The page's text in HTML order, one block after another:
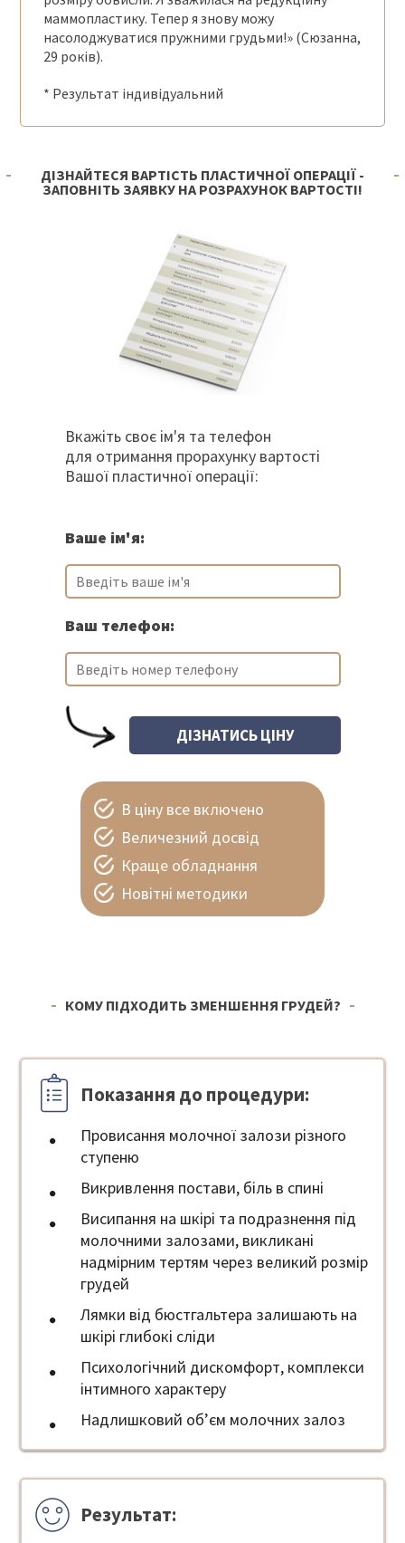
маммопластику. Тепер я знову можу
насолоджуватися пружними грудьми!» (Сюзанна,
29 років).
* Результат індивідуальний
ДІЗНАЙТЕСЯ ВАРТІСТЬ ПЛАСТИЧНОЇ ОПЕРАЦІЇ -
ЗАПОВНІТЬ ЗАЯВКУ НА РОЗРАХУНОК ВАРТОСТІ!
Вкажіть своє ім'я та телефон
для отримання прорахунку вартості
Вашої пластичної операції:
Ваше ім'я:
Ваш телефон:
В ціну все включено
Величезний досвід
Краще обладнання
Новітні методики
КОМУ ПІДХОДИТЬ ЗМЕНШЕННЯ ГРУДЕЙ?
Показання до процедури:
Провисання молочної залози різного
ступеню
Викривлення постави, біль в спині
Висипання на шкірі та подразнення під
молочними залозами, викликані
надмірним тертям через великий розмір
грудей
Лямки від бюстгальтера залишають на
шкірі глибокі сліди
Психологічний дискомфорт, комплекси
інтимного характеру
Надлишковий об’єм молочних залоз
Результат: